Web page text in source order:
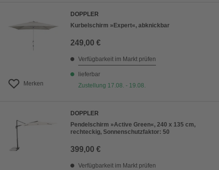
Merken
DOPPLER
Kurbelschirm »Expert«, abknickbar
249,00 €
Verfügbarkeit im Markt prüfen
lieferbar
Zustellung 17.08. - 19.08.
DOPPLER
Pendelschirm »Active Green«, 240 x 135 cm,
rechteckig, Sonnenschutzfaktor: 50
399,00 €
Verfügbarkeit im Markt prüfen